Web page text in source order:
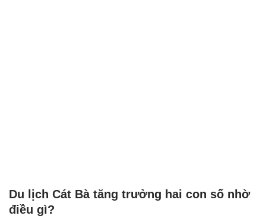
Du lịch Cát Bà tăng trưởng hai con số nhờ
điều gì?